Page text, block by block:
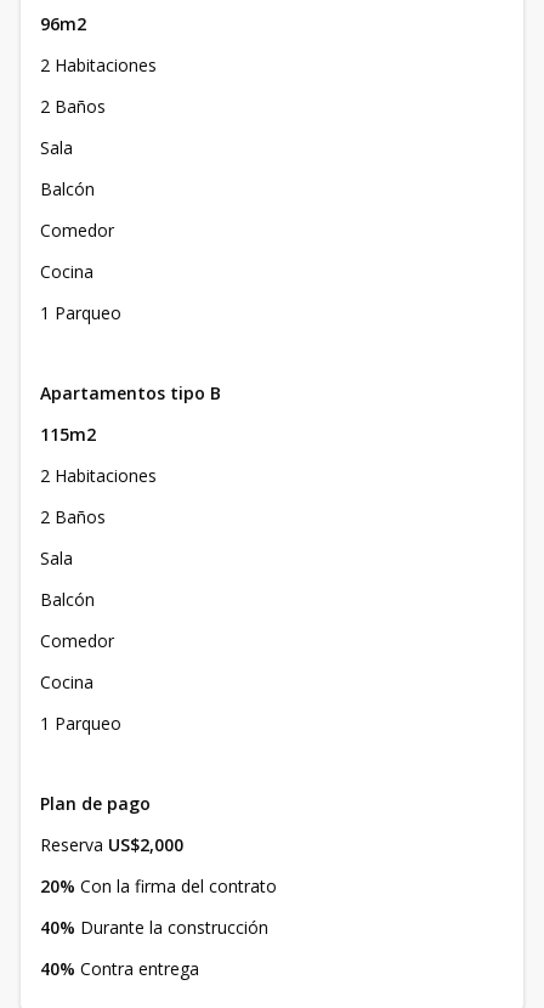
96m2
2 Habitaciones
2 Baños
Sala
Balcón
Comedor
Cocina
1 Parqueo
Apartamentos tipo B
115m2
2 Habitaciones
2 Baños
Sala
Balcón
Comedor
Cocina
1 Parqueo
Plan de pago
Reserva US$2,000
20% Con la firma del contrato
40% Durante la construcción
40% Contra entrega